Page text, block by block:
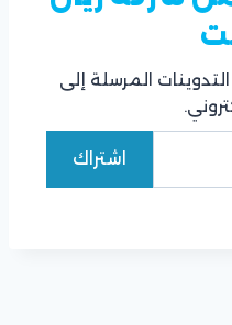
المرسلة إلى
اشتراك